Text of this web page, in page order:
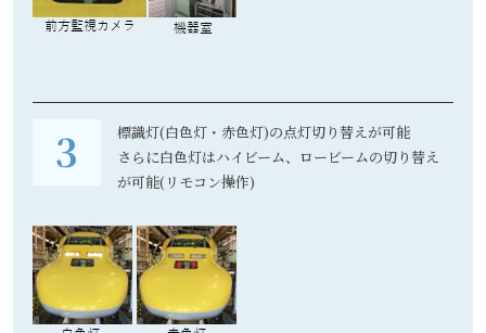
標識灯(白色灯・赤色灯)の点灯切り替えが可能
さらに白色灯はハイビーム、ロービームの切り替え
が可能(リモコン操作)